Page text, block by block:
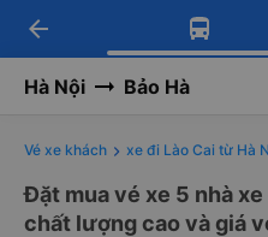
Tải app
Nhận ưu đãi
Tải app
-30k/ghế khi
arrow_back
Hà Nội Bảo Hà
Vé xe khách xe đi Lào Cai từ Hà
Đặt mua vé xe 5 nhà
chất lượng cao và giá